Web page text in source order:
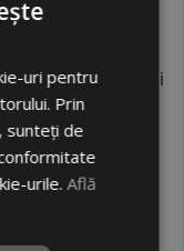
Prinx
5.000 de
în China și
fiind
ceea ce îi
de țări. Ceea
menționate
de prestigiu
rezultând
uri pentru
Prin
sunteți de
urile.Află